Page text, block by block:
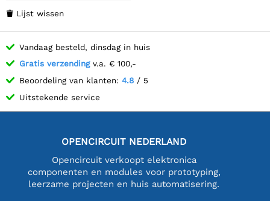
 Lijst wissen
Vandaag besteld, dinsdag in huis
Gratis verzendingv.a. € 100,-
Beoordeling van klanten: 4.8 / 5
Uitstekende service
OPENCIRCUIT NEDERLAND
Opencircuit verkoopt elektronica
componenten en modules voor prototyping,
leerzame projecten en huis automatisering.